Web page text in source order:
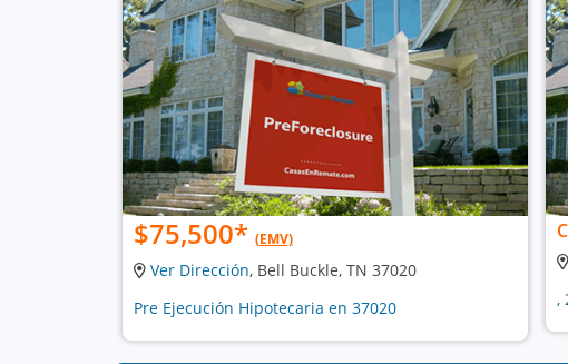
$75,500* (EMV)
Ver Dirección, Bell Buckle, TN 37020
Pre Ejecución Hipotecaria en 37020
,